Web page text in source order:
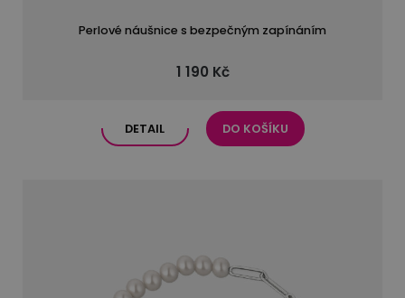
Perlové náušnice s bezpečným zapínáním
1 190 Kč
DETAIL DO KOŠÍKU